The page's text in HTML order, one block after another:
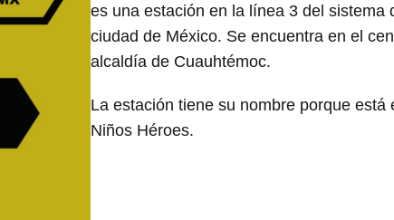
es una estación en la línea 3 del sistema
ciudad de México. Se encuentra en el
alcaldía de Cuauhtémoc.
La estación tiene su nombre porque está
Niños Héroes.